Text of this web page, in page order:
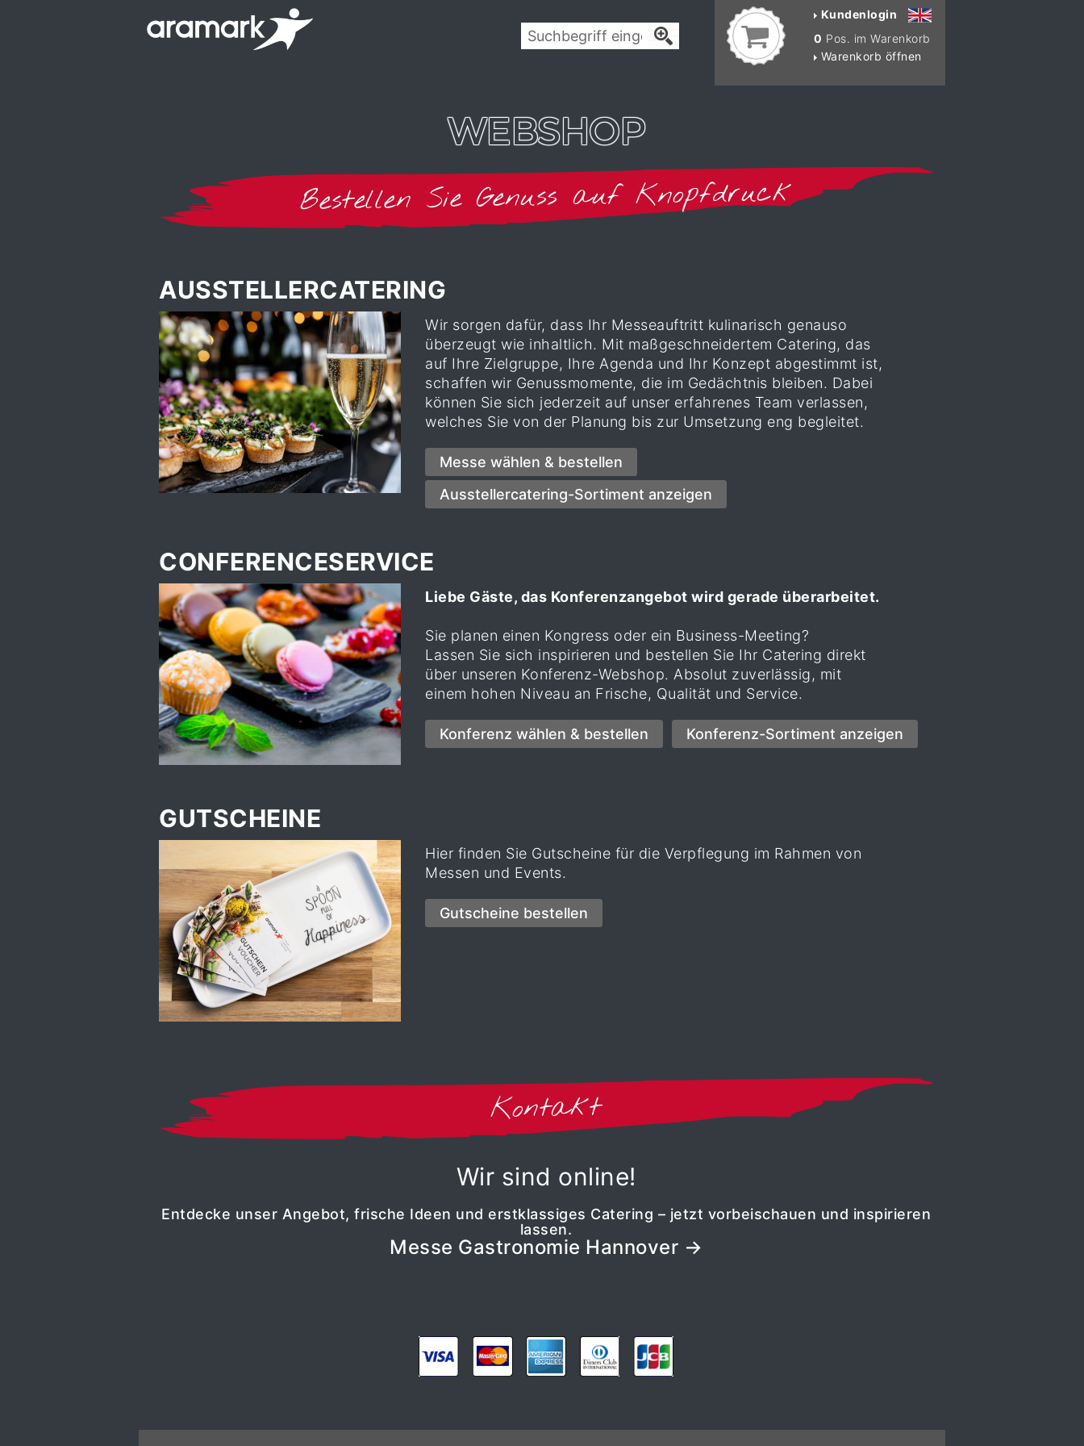
Kundenlogin
0 Pos. im Warenkorb
Warenkorb öffnen
WEBSHOP
Bestellen Sie Genuss auf Knopfdruck
AUSSTELLERCATERING
Wir sorgen dafür, dass Ihr Messeauftritt kulinarisch genauso
überzeugt wie inhaltlich. Mit maßgeschneidertem Catering, das
auf Ihre Zielgruppe, Ihre Agenda und Ihr Konzept abgestimmt ist,
schaffen wir Genussmomente, die im Gedächtnis bleiben. Dabei
können Sie sich jederzeit auf unser erfahrenes Team verlassen,
welches Sie von der Planung bis zur Umsetzung eng begleitet.
CONFERENCESERVICE
Liebe Gäste, das Konferenzangebot wird gerade überarbeitet.
Sie planen einen Kongress oder ein Business-Meeting?
Lassen Sie sich inspirieren und bestellen Sie Ihr Catering direkt
über unseren Konferenz-Webshop. Absolut zuverlässig, mit
einem hohen Niveau an Frische, Qualität und Service.
GUTSCHEINE
Hier finden Sie Gutscheine für die Verpflegung im Rahmen von
Messen und Events.
Kontakt
Wir sind online!
Entdecke unser Angebot, frische Ideen und erstklassiges Catering – jetzt vorbeischauen und inspirieren
lassen.
Messe Gastronomie Hannover